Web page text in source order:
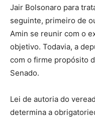
Jair Bolsonaro para
seguinte, primeiro de
Amin se reunir com o
objetivo. Todavia, a
com o firme propósito
Senado.
Lei de autoria do
determina a